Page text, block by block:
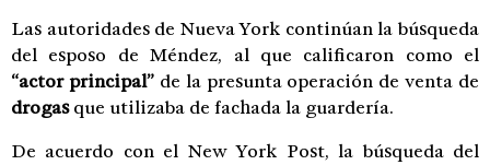
Las autoridades de Nueva York continúan la búsqueda
del esposo de Méndez, al que calificaron como el
“actor principal”de la presunta operación de venta de
drogasque utilizaba de fachada la guardería.
De acuerdo con el New York Post, la búsqueda del